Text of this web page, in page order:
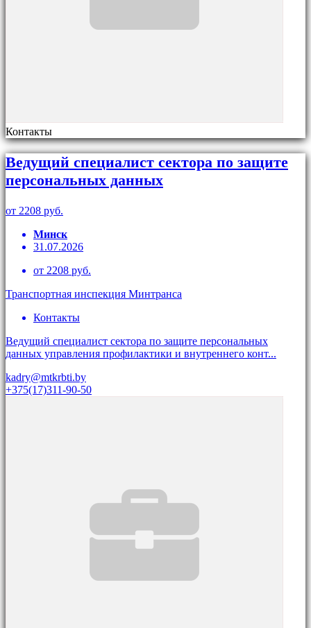
Контакты
Ведущий специалист сектора по защите
персональных данных
от 2208 руб.
Минск
31.07.2026
от 2208 руб.
Транспортная инспекция Минтранса
Контакты
Ведущий специалист сектора по защите персональных
данных управления профилактики и внутреннего конт...
kadry@mtkrbti.by
+375(17)311-90-50